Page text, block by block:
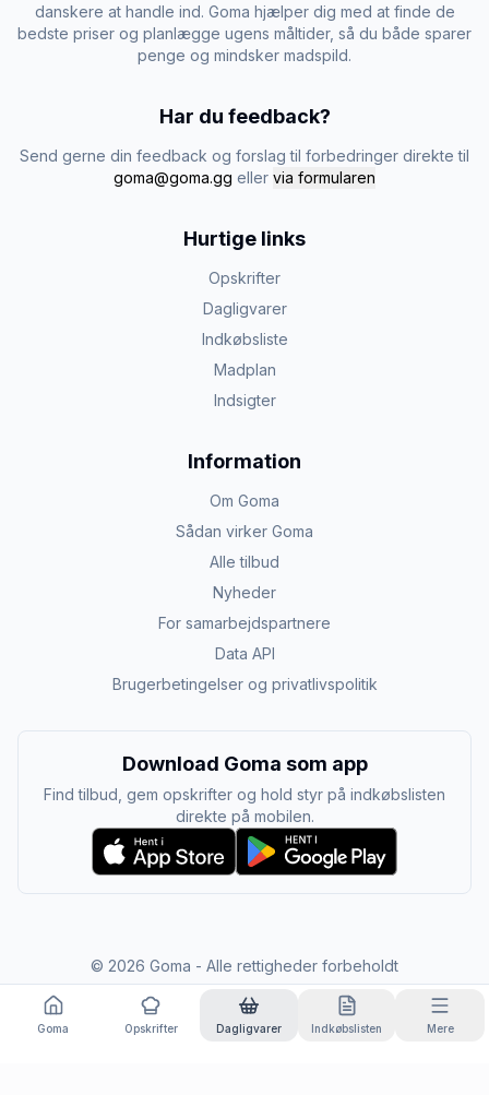
danskere at handle ind. Goma hjælper dig med at finde de
bedste priser og planlægge ugens måltider, så du både sparer
penge og mindsker madspild.
Har du feedback?
Send gerne din feedback og forslag til forbedringer direkte til
goma@goma.gg eller via formularen
Hurtige links
Opskrifter
Dagligvarer
Indkøbsliste
Madplan
Indsigter
Information
Om Goma
Sådan virker Goma
Alle tilbud
Nyheder
For samarbejdspartnere
Data API
Brugerbetingelser og privatlivspolitik
Download Goma som app
Find tilbud, gem opskrifter og hold styr på indkøbslisten
direkte på mobilen.
© 2026 Goma - Alle rettigheder forbeholdt
Goma Opskrifter Dagligvarer Indkøbslisten Mere